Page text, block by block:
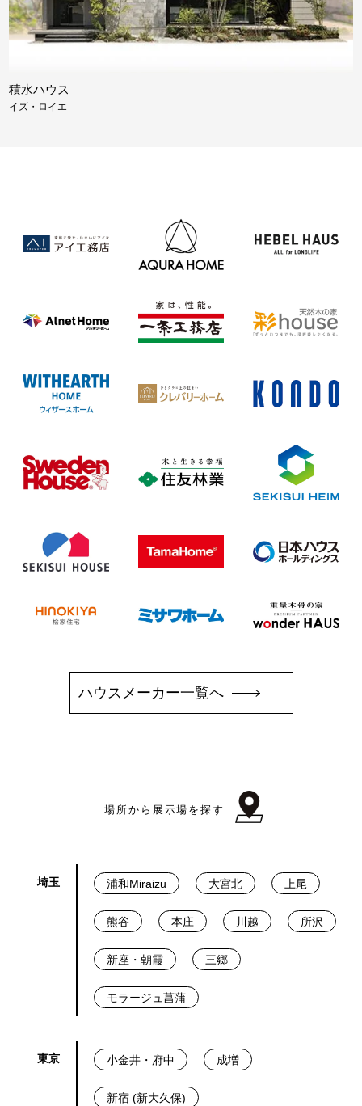
積水ハウス
イズ・ロイエ
ハウスメーカー一覧へ
場所から展示場を探す
埼玉 浦和Miraizu 大宮北 上尾
熊谷 本庄 川越 所沢
新座・朝霞 三郷
モラージュ菖蒲
東京 小金井・府中 成増
新宿 (新大久保)